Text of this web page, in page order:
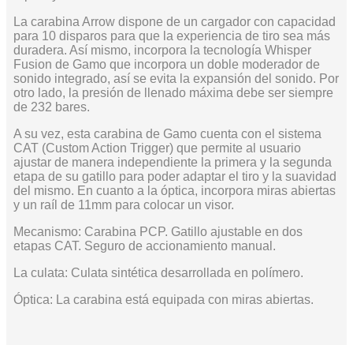
La carabina Arrow dispone de un cargador con capacidad
para 10 disparos para que la experiencia de tiro sea más
duradera. Así mismo, incorpora la tecnología Whisper
Fusion de Gamo que incorpora un doble moderador de
sonido integrado, así se evita la expansión del sonido. Por
otro lado, la presión de llenado máxima debe ser siempre
de 232 bares.
A su vez, esta carabina de Gamo cuenta con el sistema
CAT (Custom Action Trigger) que permite al usuario
ajustar de manera independiente la primera y la segunda
etapa de su gatillo para poder adaptar el tiro y la suavidad
del mismo. En cuanto a la óptica, incorpora miras abiertas
y un raíl de 11mm para colocar un visor.
Mecanismo: Carabina PCP. Gatillo ajustable en dos
etapas CAT. Seguro de accionamiento manual.
La culata: Culata sintética desarrollada en polímero.
Óptica: La carabina está equipada con miras abiertas.